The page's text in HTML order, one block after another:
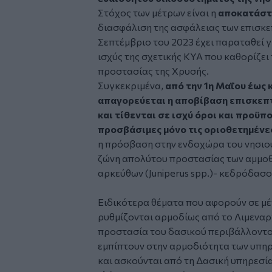
Στόχος των μέτρων είναι η
διασφάλιση της ασφάλειας των
Σεπτέμβριο του 2023 έχει
ισχύς της σχετικής ΚΥΑ που
προστασίας της Χρυσής.
Συγκεκριμένα, από την 1η Μαΐου έως
απαγορεύεται η αποβίβαση
και τίθενται σε ισχύ όροι και
προσβάσιμες μόνο τις
η πρόσβαση στην ενδοχώρα του
ζώνη απολύτου προστασίας των
αρκεύθων (Juniperus spp.)-
Ειδικότερα θέματα που αφορούν σε
ρυθμίζονται αρμοδίως από το
προστασία του δασικού
εμπίπτουν στην αρμοδιότητα των
και ασκούνται από τη Δασική